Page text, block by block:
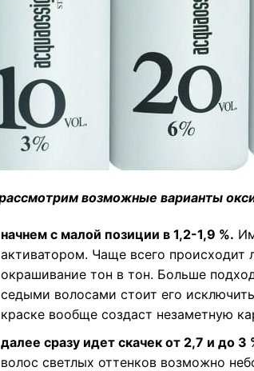
возможные варианты
начнем с малой позиции в 1,2-1,9 %.
активатором. Чаще всего происходит
окрашивание тон в тон. Больше
седыми волосами стоит его
краске вообще создаст незаметную
далее сразу идет скачек от 2,7 и до 3
волос светлых оттенков возможно